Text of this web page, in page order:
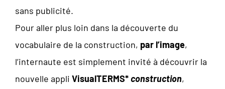
sans publicité.
Pour aller plus loin dans la découverte du
vocabulaire de la construction, par l’image,
l’internaute est simplement invité à découvrir la
nouvelle appli VisualTERMS*construction,